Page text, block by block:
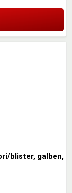
blister, galben,